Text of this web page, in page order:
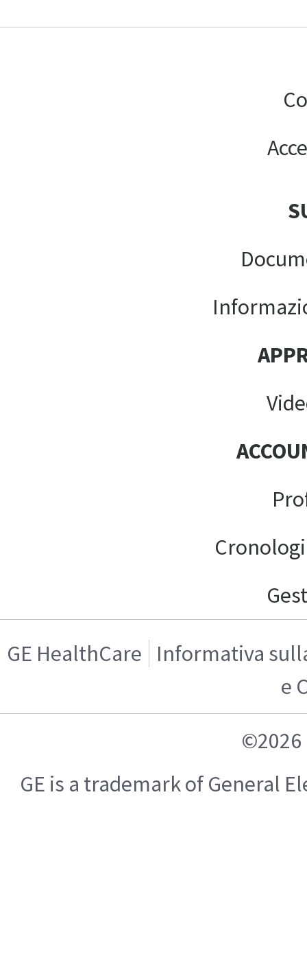
GE HealthCare
Informativa
e
©2026
GE is a trademark of General